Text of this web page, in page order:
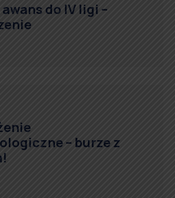
do IV ligi –
– burze z